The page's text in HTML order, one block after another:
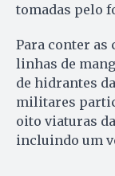
tomadas pelo
Para conter as
linhas de
de hidrantes
militares
oito viaturas
incluindo um